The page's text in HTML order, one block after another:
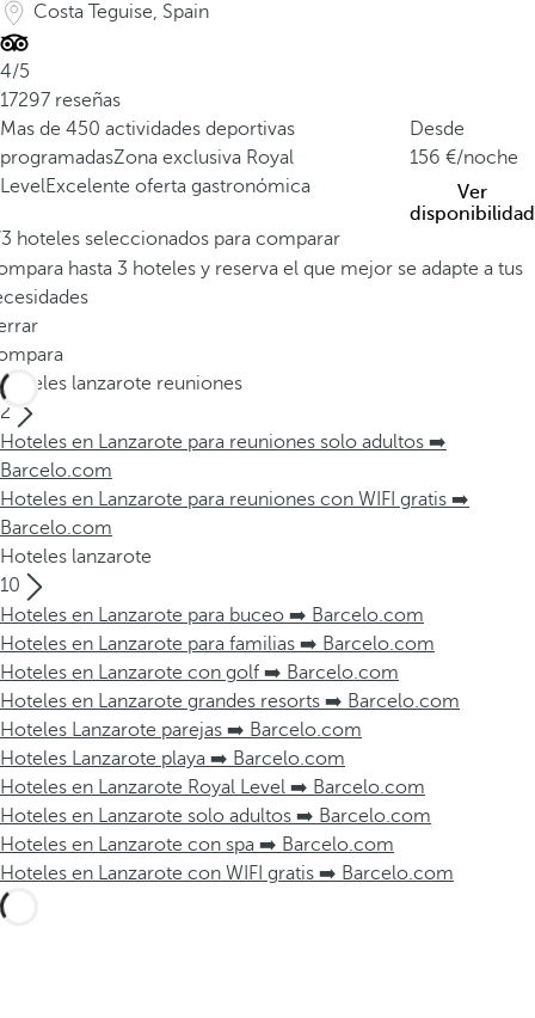
Costa Teguise, Spain
4/5
17297 reseñas
Mas de 450 actividades deportivas
programadasZona exclusiva Royal
LevelExcelente oferta gastronómica
Desde
156
/noche
Ver
disponibilidad
hoteles seleccionados para comparar
hasta 3 hoteles y reserva el que mejor se adapte a tus
Hoteles lanzarote reuniones
2
Hoteles en Lanzarote para reuniones solo adultos ➡️
Barcelo.com
Hoteles en Lanzarote para reuniones con WIFI gratis ➡️
Barcelo.com
Hoteles lanzarote
10
Hoteles en Lanzarote para buceo ➡️ Barcelo.com
Hoteles en Lanzarote para familias ➡️ Barcelo.com
Hoteles en Lanzarote con golf ➡️ Barcelo.com
Hoteles en Lanzarote grandes resorts ➡️ Barcelo.com
Hoteles Lanzarote parejas ➡️ Barcelo.com
Hoteles Lanzarote playa ➡️ Barcelo.com
Hoteles en Lanzarote Royal Level ➡️ Barcelo.com
Hoteles en Lanzarote solo adultos ➡️ Barcelo.com
Hoteles en Lanzarote con spa ➡️ Barcelo.com
Hoteles en Lanzarote con WIFI gratis ➡️ Barcelo.com